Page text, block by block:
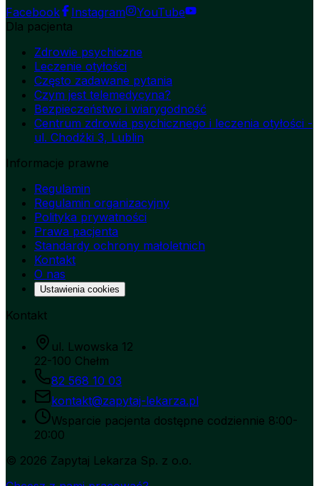
Facebook
Instagram
YouTube
Dla pacjenta
Zdrowie psychiczne
Leczenie otyłości
Często zadawane pytania
Czym jest telemedycyna?
Bezpieczeństwo i wiarygodność
Centrum zdrowia psychicznego i leczenia otyłości -
ul. Chodźki 3, Lublin
Informacje prawne
Regulamin
Regulamin organizacyjny
Polityka prywatności
Prawa pacjenta
Standardy ochrony małoletnich
Kontakt
O nas
Ustawienia cookies
Kontakt
ul. Lwowska 12
22-100 Chełm
82 568 10 03
kontakt@zapytaj-lekarza.pl
Wsparcie pacjenta dostępne codziennie 8:00-
20:00
© 2026 Zapytaj Lekarza Sp. z o.o.